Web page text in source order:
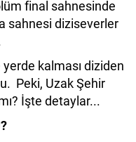
final sahnesinde
sahnesi diziseverler
yerde kalması diziden
Peki, Uzak Şehir
İşte detaylar...